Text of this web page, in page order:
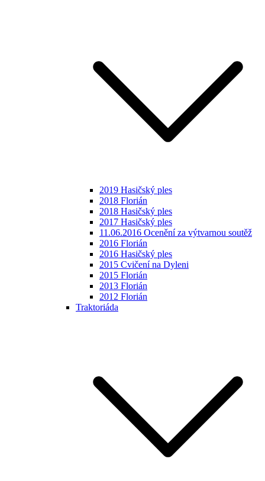
2019 Hasičský ples
2018 Florián
2018 Hasičský ples
2017 Hasičský ples
11.06.2016 Ocenění za výtvarnou soutěž
2016 Florián
2016 Hasičský ples
2015 Cvičení na Dyleni
2015 Florián
2013 Florián
2012 Florián
Traktoriáda